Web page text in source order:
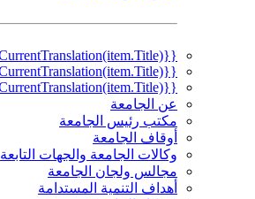
{{mmc.getCurrentTranslation(item.Title)}}
{{mmc.getCurrentTranslation(item.Title)}}
{{mmc.getCurrentTranslation(item.Title)}}
عن الجامعة
مكتب رئيس الجامعة
أوقاف الجامعة
وكالات الجامعة والجهات التابعة
مجالس ولجان الجامعة
أهداف التنمية المستدامة